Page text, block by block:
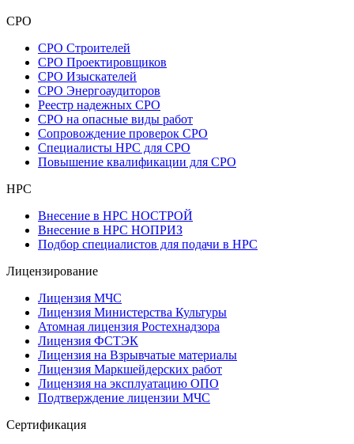
СРО
СРО Строителей
СРО Проектировщиков
СРО Изыскателей
СРО Энергоаудиторов
Реестр надежных СРО
СРО на опасные виды работ
Сопровождение проверок СРО
Специалисты НРС для СРО
Повышение квалификации для СРО
НРС
Внесение в НРС НОСТРОЙ
Внесение в НРС НОПРИЗ
Подбор специалистов для подачи в НРС
Лицензирование
Лицензия МЧС
Лицензия Министерства Культуры
Атомная лицензия Ростехнадзора
Лицензия ФСТЭК
Лицензия на Взрывчатые материалы
Лицензия Маркшейдерских работ
Лицензия на эксплуатацию ОПО
Подтверждение лицензии МЧС
Сертификация